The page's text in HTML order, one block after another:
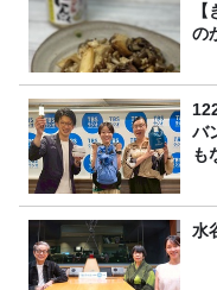
の
バ
も
水